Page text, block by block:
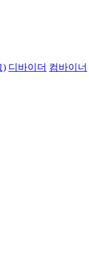
) 디바이더 컴바이너